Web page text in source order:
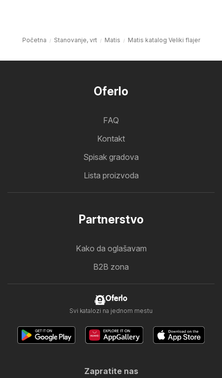
Početna Stanovanje, vrt Matis Matis katalog Veliki flajer
Oferlo
FAQ
Kontakt
Spisak gradova
Lista proizvoda
Partnerstvo
Kako da oglašavam
B2B zona
Oferlo
Svi katalozi na jednom mestu
Zapratite nas